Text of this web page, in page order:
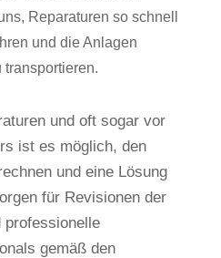
Reparaturen so schnell
und die Anlagen
transportieren.
und oft sogar vor
ist es möglich, den
und eine Lösung
für Revisionen der
professionelle
gemäß den